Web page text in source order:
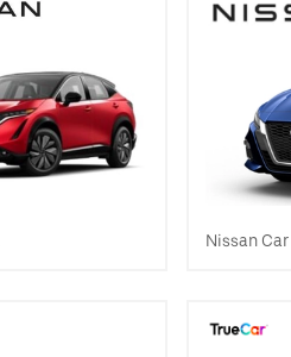
Nissan